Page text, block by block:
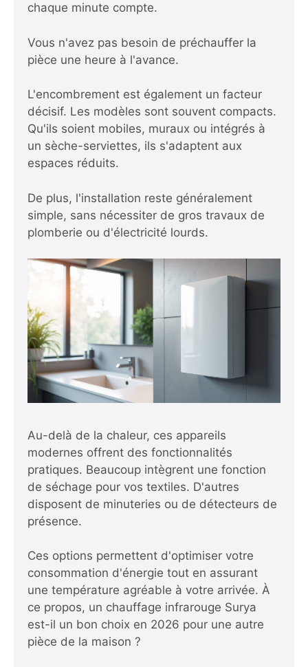
chaque minute compte.
Vous n'avez pas besoin de préchauffer la
pièce une heure à l'avance.
L'encombrement est également un facteur
décisif. Les modèles sont souvent compacts.
Qu'ils soient mobiles, muraux ou intégrés à
un sèche-serviettes, ils s'adaptent aux
espaces réduits.
De plus, l'installation reste généralement
simple, sans nécessiter de gros travaux de
plomberie ou d'électricité lourds.
Au-delà de la chaleur, ces appareils
modernes offrent des fonctionnalités
pratiques. Beaucoup intègrent une fonction
de séchage pour vos textiles. D'autres
disposent de minuteries ou de détecteurs de
présence.
Ces options permettent d'optimiser votre
consommation d'énergie tout en assurant
une température agréable à votre arrivée. À
ce propos, un chauffage infrarouge Surya
est-il un bon choix en 2026 pour une autre
pièce de la maison ?